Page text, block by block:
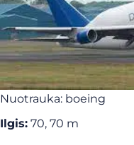
Nuotrauka: boeing
Ilgis: 70, 70 m